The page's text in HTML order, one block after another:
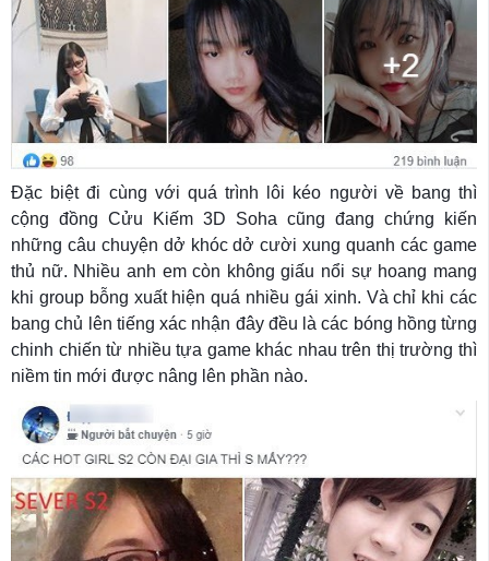
Đặc biệt đi cùng với quá trình lôi kéo người về bang thì
cộng đồng Cửu Kiếm 3D Soha cũng đang chứng kiến
những câu chuyện dở khóc dở cười xung quanh các game
thủ nữ. Nhiều anh em còn không giấu nổi sự hoang mang
khi group bỗng xuất hiện quá nhiều gái xinh. Và chỉ khi các
bang chủ lên tiếng xác nhận đây đều là các bóng hồng từng
chinh chiến từ nhiều tựa game khác nhau trên thị trường thì
niềm tin mới được nâng lên phần nào.